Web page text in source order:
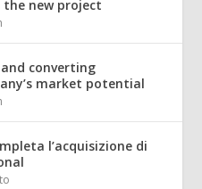
new project
converting
market potential
l’acquisizione di